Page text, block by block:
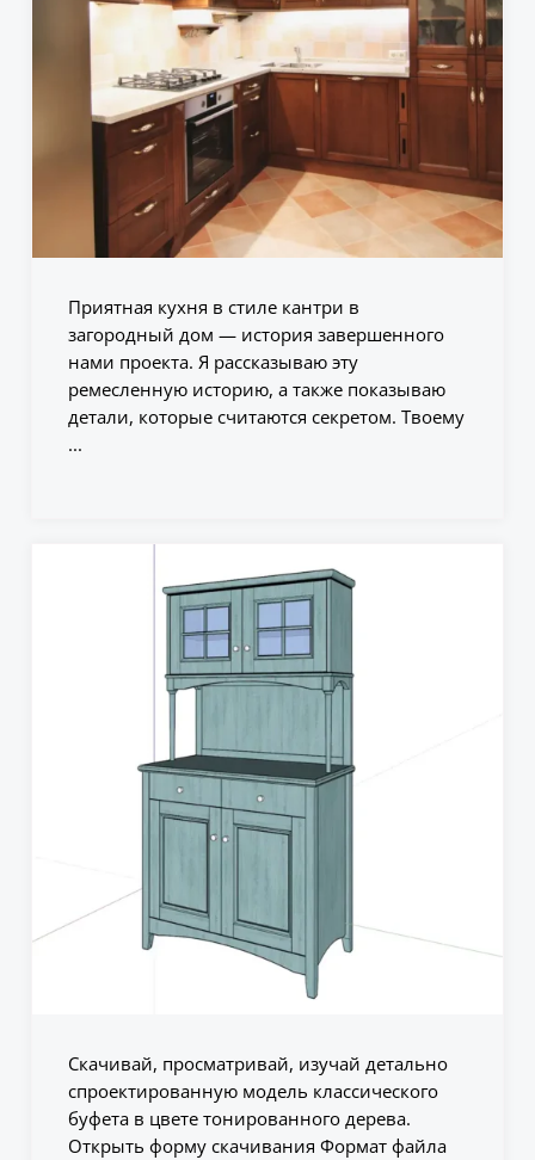
Приятная кухня в стиле кантри в
загородный дом — история завершенного
нами проекта. Я рассказываю эту
ремесленную историю, а также показываю
детали, которые считаются секретом. Твоему
...
Скачивай, просматривай, изучай детально
спроектированную модель классического
буфета в цвете тонированного дерева.
Открыть форму скачивания Формат файла